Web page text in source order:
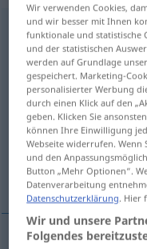
forethoughts
Übersicht aller
(Für mehr Details die
Vorsorge
Vorwegnahme,
Voraus
Wir verwenden Cookies,
und wir besser mit Ihnen
funktionale und statistische
und der statistischen
werden auf Grundlage
gespeichert. Marketing-
personalisierter Werbung
durch einen Klick auf den
geben. Klicken Sie
können Ihre Einwilligung
Webseite widerrufen. Wenn
und den
Button „Mehr Optionen“.
Datenverarbeitung
Datenschutzerklärung. Hier
Wir und unsere
Folgendes